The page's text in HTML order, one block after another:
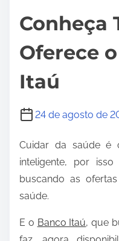
Conheça
Oferece
Itaú
24 de agosto de
Cuidar da saúde é
inteligente, por
buscando as
saúde.
E o Banco Itaú, que